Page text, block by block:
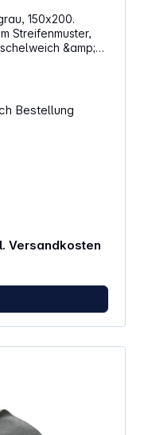
150x200.
Streifenmuster,
,7 % Polyester
Bestellung
Versandkosten